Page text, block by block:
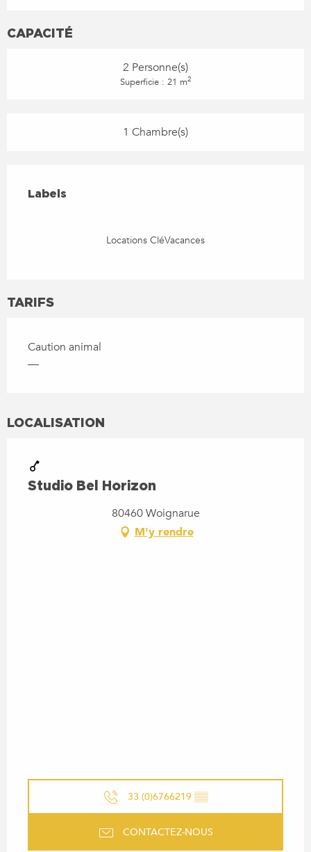
CAPACITÉ
2 Personne(s)
Superficie : 21 m2
1 Chambre(s)
LABELS
Labels
Locations CléVacances
TARIFS
Caution animal
—
LOCALISATION
Studio Bel Horizon
80460 Woignarue
M'y rendre
33 (0)6766219 ▒▒
CONTACTEZ-NOUS